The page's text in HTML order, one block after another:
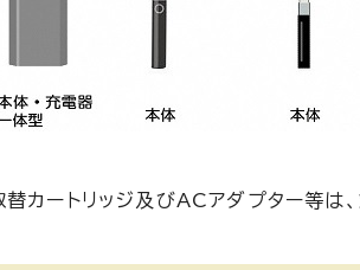
替カートリッジ及びACアダプター等は